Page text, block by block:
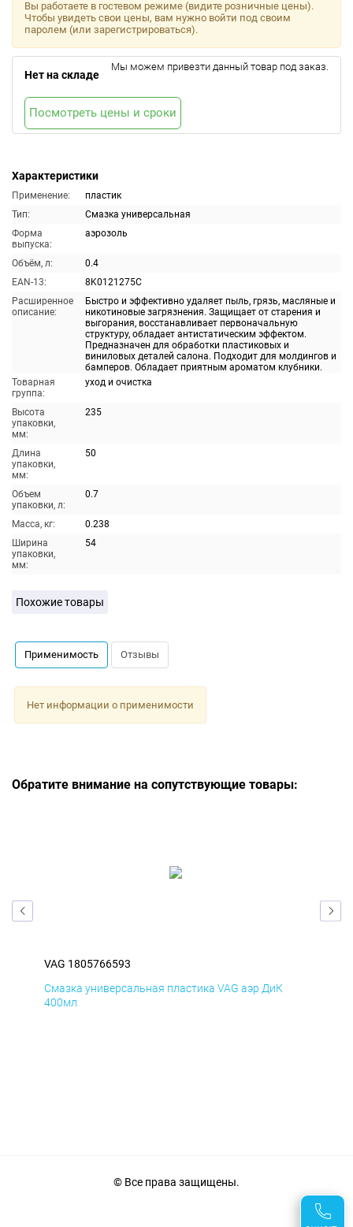
Характеристики
Применение:
пластик
Тип:
Смазка универсальная
Форма
выпуска:
аэрозоль
Объём, л:
0.4
EAN-13:
8K0121275C
Расширенное
описание:
Быстро и эффективно удаляет пыль, грязь, масляные и
никотиновые загрязнения. Защищает от старения и
выгорания, восстанавливает первоначальную
структуру, обладает антистатическим эффектом.
Предназначен для обработки пластиковых и
виниловых деталей салона. Подходит для молдингов и
бамперов. Обладает приятным ароматом клубники.
Товарная
группа:
уход и очистка
Высота
упаковки,
мм:
235
Длина
упаковки,
мм:
50
Объем
упаковки, л:
0.7
Масса, кг:
0.238
Ширина
упаковки,
мм:
54
Вы работаете в гостевом режиме (видите розничные цены).
Чтобы увидеть свои цены, вам нужно войти под своим
паролем (или зарегистрироваться).
Нет на складе
Мы можем привезти данный товар под заказ.
Посмотреть цены и сроки
Похожие товары
Применимость Отзывы
Нет информации о применимости
Обратите внимание на сопутствующие товары:
VAG 1805766593
Смазка универсальная пластика VAG аэр ДиК
400мл
© Все права защищены.